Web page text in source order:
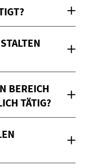
BEREICH
TÄTIG?